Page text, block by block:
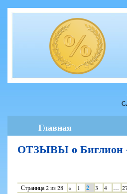
Главная
ОТЗЫВЫ о
Страница2из28 « 1 2 3 4 …